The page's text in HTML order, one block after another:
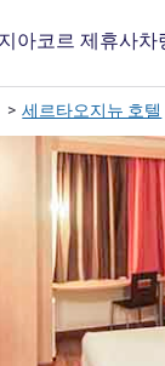
아코르 제휴사차
세르타오지뉴 호텔